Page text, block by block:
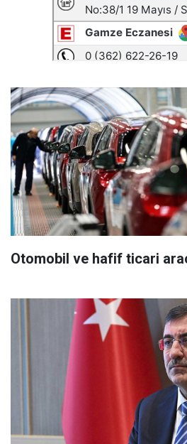
Otomobil ve hafif ticari